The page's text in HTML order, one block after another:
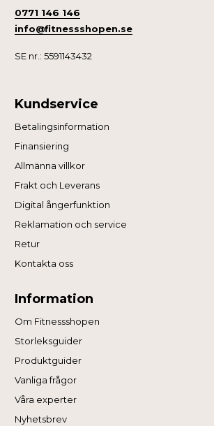
0771 146 146
info@fitnessshopen.se
SE nr.: 5591143432
Kundservice
Betalingsinformation
Finansiering
Allmänna villkor
Frakt och Leverans
Digital ångerfunktion
Reklamation och service
Retur
Kontakta oss
Information
Om Fitnessshopen
Storleksguider
Produktguider
Vanliga frågor
Våra experter
Nyhetsbrev